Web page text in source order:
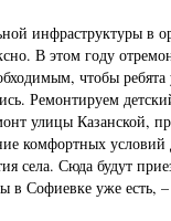
инфраструктуры в
В этом году
чтобы ребята
Ремонтируем
улицы Казанской,
комфортных условий
села. Сюда будут
в Софиевке уже есть,